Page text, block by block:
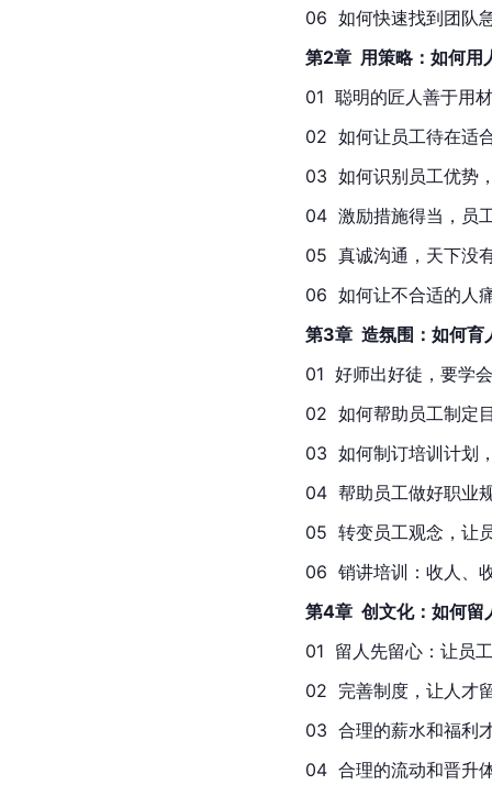
06  如何快速找到团队
第2章  用策略：如何
01  聪明的匠人善于用
02  如何让员工待在适
03  如何识别员工优势
04  激励措施得当，员
05  真诚沟通，天下没
06  如何让不合适的人痛
第3章  造氛围：如何
01  好师出好徒，要学
02  如何帮助员工制定
03  如何制订培训计划
04  帮助员工做好职业
05  转变员工观念，让
06  销讲培训：收人、
第4章  创文化：如何
01  留人先留心：让员
02  完善制度，让人才
03  合理的薪水和福利
04  合理的流动和晋升